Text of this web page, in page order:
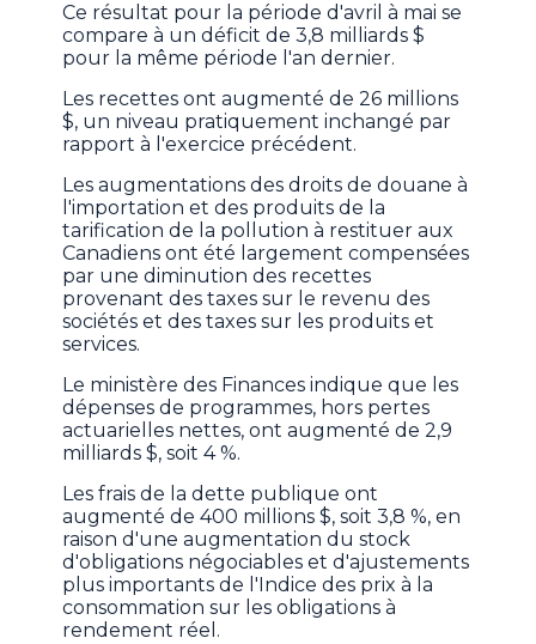
Ce résultat pour la période d'avril à mai se
compare à un déficit de 3,8 milliards $
pour la même période l'an dernier.
Les recettes ont augmenté de 26 millions
$, un niveau pratiquement inchangé par
rapport à l'exercice précédent.
Les augmentations des droits de douane à
l'importation et des produits de la
tarification de la pollution à restituer aux
Canadiens ont été largement compensées
par une diminution des recettes
provenant des taxes sur le revenu des
sociétés et des taxes sur les produits et
services.
Le ministère des Finances indique que les
dépenses de programmes, hors pertes
actuarielles nettes, ont augmenté de 2,9
milliards $, soit 4 %.
Les frais de la dette publique ont
augmenté de 400 millions $, soit 3,8 %, en
raison d'une augmentation du stock
d'obligations négociables et d'ajustements
plus importants de l'Indice des prix à la
consommation sur les obligations à
rendement réel.